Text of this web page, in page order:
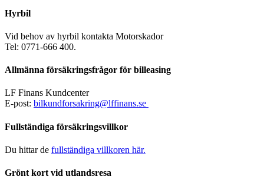
Hyrbil
Vid behov av hyrbil kontakta Motorskador
Tel: 0771-666 400.
Allmänna försäkringsfrågor för billeasing
LF Finans Kundcenter
E-post: bilkundforsakring@lffinans.se
Fullständiga försäkringsvillkor
Du hittar de fullständiga villkoren här.
Grönt kort vid utlandsresa